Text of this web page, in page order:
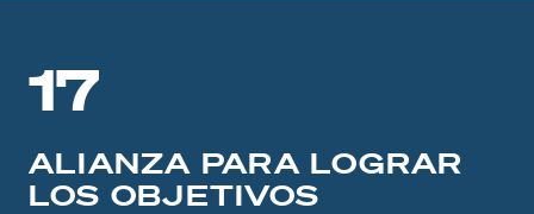
17
ALIANZA PARA LOGRAR
LOS OBJETIVOS